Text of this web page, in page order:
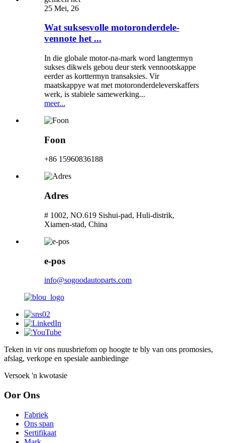
25 Mei, 26
Wat suksesvolle motoronderdele-
vennote het ...
In die globale motor-na-mark word langtermyn
sukses dikwels gebou deur sterk vennootskappe
eerder as korttermyn transaksies. Vir
maatskappye wat met motoronderdeleverskaffers
werk, is stabiele samewerking...
meer...
Foon
+86 15960836188
Adres
# 1002, NO.619 Sishui-pad, Huli-distrik,
Xiamen-stad, China
e-pos
info@sogoodautoparts.com
Teken in vir ons nuusbriefom op hoogte te bly van ons promosies,
afslag, verkope en spesiale aanbiedinge
Versoek 'n kwotasie
Oor Ons
Fabriek
Ons span
Sertifikaat